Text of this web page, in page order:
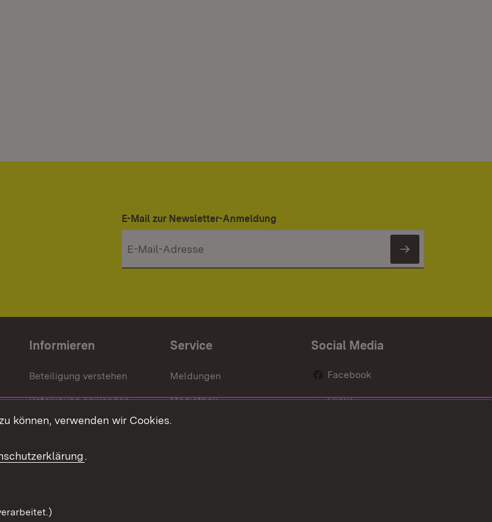
E-Mail zur Newsletter-Anmeldung
Newsletter
Informieren
Beteiligung verstehen
Beteiligung anwenden
Beteiligung stärken
Service
Meldungen
Mediathek
Publikationen
Social Media
Facebook
Flickr
können, verwenden wir Cookies.
.